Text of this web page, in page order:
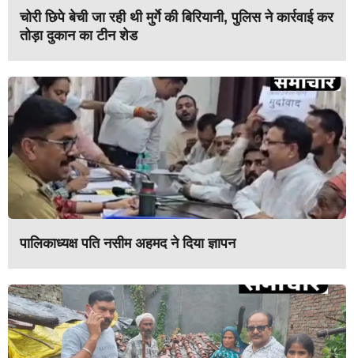
चोरी छिपे बेची जा रही थी मुर्गे की बिरियानी, पुलिस ने कार्रवाई कर
तोड़ा दुकान का टीन शेड
पालिकाध्यक्ष पति नसीम अहमद ने दिया ज्ञापन